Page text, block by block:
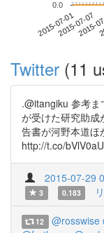
2015-07-012015-07-07
2015-
0.0
Twitter (11
.@itangiku 参考ま
が受けた研究助
告書が河野本道
http://t.co/
2015-07-29
3
0.183
12 @rosswise